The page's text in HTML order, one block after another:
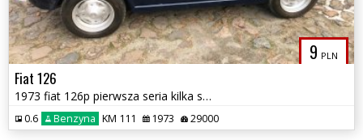
9 PLN
Fiat 126
1973 fiat 126p pierwsza seria kilka sztuk do sprzedana
0.6 Benzyna KM 111 1973 29000